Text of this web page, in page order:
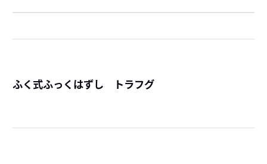
ふく式ふっくはずし トラフグ